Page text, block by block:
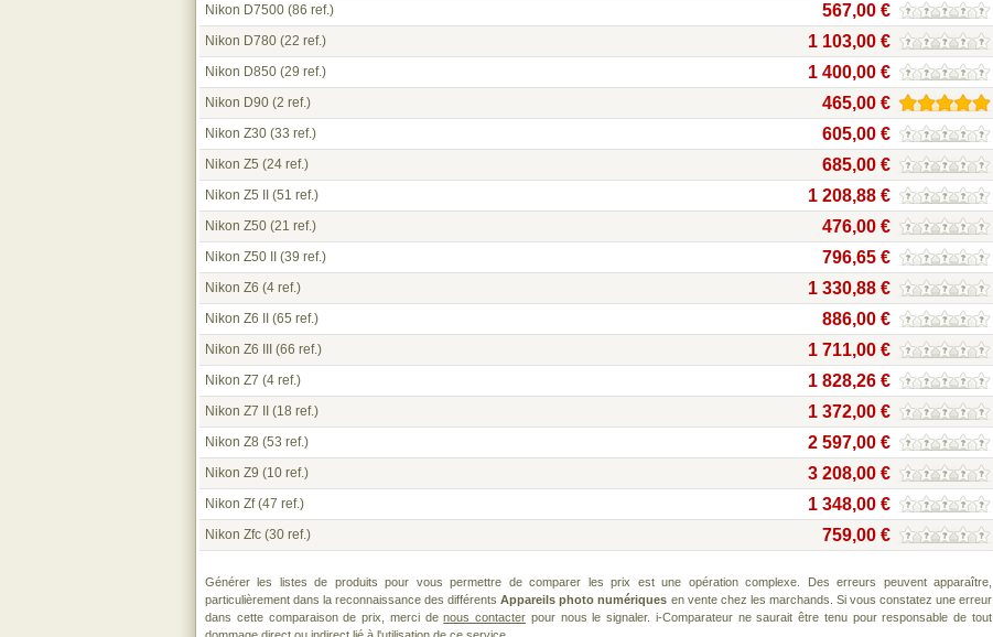
Nikon D7500 (86 ref.) 567,00 €
Nikon D780 (22 ref.) 1 103,00 €
Nikon D850 (29 ref.) 1 400,00 €
Nikon D90 (2 ref.) 465,00 €
Nikon Z30 (33 ref.) 605,00 €
Nikon Z5 (24 ref.) 685,00 €
Nikon Z5 II (51 ref.) 1 208,88 €
Nikon Z50 (21 ref.) 476,00 €
Nikon Z50 II (39 ref.) 796,65 €
Nikon Z6 (4 ref.) 1 330,88 €
Nikon Z6 II (65 ref.) 886,00 €
Nikon Z6 III (66 ref.) 1 711,00 €
Nikon Z7 (4 ref.) 1 828,26 €
Nikon Z7 II (18 ref.) 1 372,00 €
Nikon Z8 (53 ref.) 2 597,00 €
Nikon Z9 (10 ref.) 3 208,00 €
Nikon Zf(47 ref.) 1 348,00 €
Nikon Zfc (30 ref.) 759,00 €
Générer les listes de produits pour vous permettre de comparer les prix est une opération complexe. Des erreurs peuvent apparaître,
particulièrement dans la reconnaissance des différentsAppareils photo numériques en vente chez les marchands. Si vous constatez une erreur
dans cette comparaison de prix, merci denous contacter pour nous le signaler. i-Comparateur ne saurait être tenu pour responsable de tout